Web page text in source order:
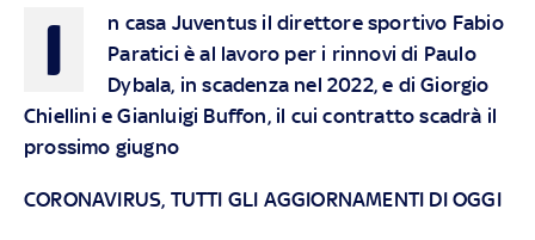
I
n casa Juventus il direttore sportivo Fabio
Paratici è al lavoro per i rinnovi di Paulo
Dybala, in scadenza nel 2022, e di Giorgio
Chiellini e Gianluigi Buffon, il cui contratto scadrà il
prossimo giugno
CORONAVIRUS, TUTTI GLI AGGIORNAMENTI DI OGGI